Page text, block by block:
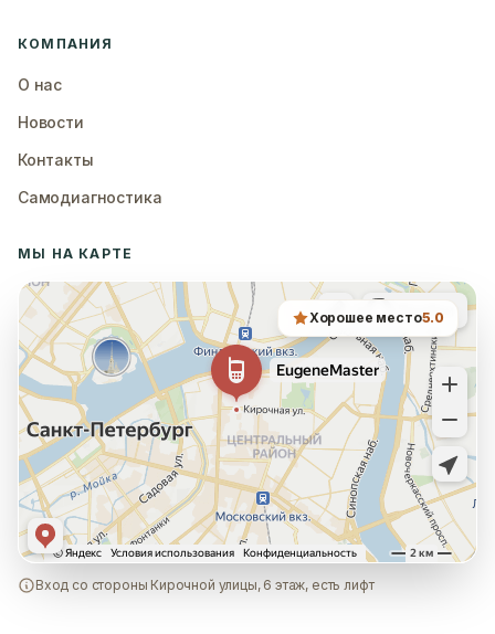
КОМПАНИЯ
О нас
Новости
Контакты
Самодиагностика
МЫ НА КАРТЕ
Хорошее место5.0
Вход со стороны Кирочной улицы, 6 этаж, есть лифт